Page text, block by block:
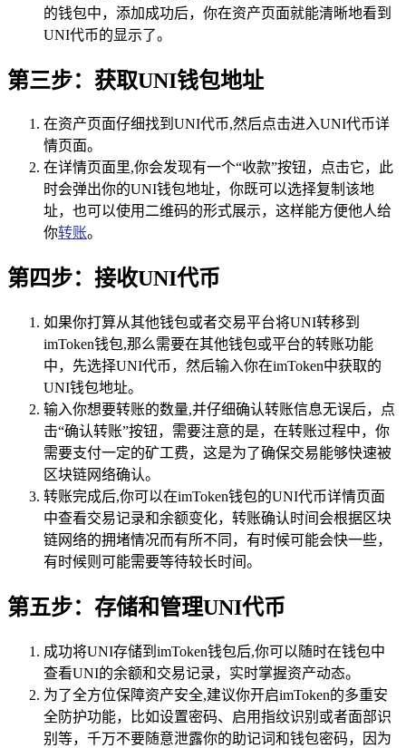
的钱包中，添加成功后，你在资产页面就能清晰地看到
UNI代币的显示了。
第三步：获取UNI钱包地址
在资产页面仔细找到UNI代币,然后点击进入UNI代币详
情页面。
在详情页面里,你会发现有一个“收款”按钮，点击它，此
时会弹出你的UNI钱包地址，你既可以选择复制该地
址，也可以使用二维码的形式展示，这样能方便他人给
你转账。
第四步：接收UNI代币
如果你打算从其他钱包或者交易平台将UNI转移到
imToken钱包,那么需要在其他钱包或平台的转账功能
中，先选择UNI代币，然后输入你在imToken中获取的
UNI钱包地址。
输入你想要转账的数量,并仔细确认转账信息无误后，点
击“确认转账”按钮，需要注意的是，在转账过程中，你
需要支付一定的矿工费，这是为了确保交易能够快速被
区块链网络确认。
转账完成后,你可以在imToken钱包的UNI代币详情页面
中查看交易记录和余额变化，转账确认时间会根据区块
链网络的拥堵情况而有所不同，有时候可能会快一些，
有时候则可能需要等待较长时间。
第五步：存储和管理UNI代币
成功将UNI存储到imToken钱包后,你可以随时在钱包中
查看UNI的余额和交易记录，实时掌握资产动态。
为了全方位保障资产安全,建议你开启imToken的多重安
全防护功能，比如设置密码、启用指纹识别或者面部识
别等，千万不要随意泄露你的助记词和钱包密码，因为